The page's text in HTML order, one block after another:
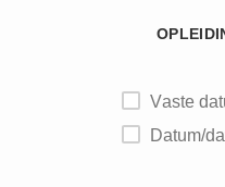
Vaste
Datum/